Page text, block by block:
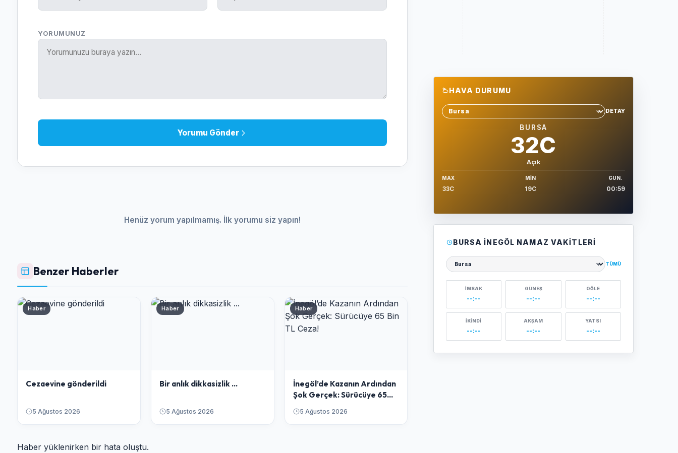
YORUMUNUZ
Yorumu Gönder
Henüz yorum yapılmamış. İlk yorumu siz yapın!
Benzer Haberler
Haber
Cezaevine gönderildi
5 Ağustos 2026
Haber
Bir anlık dikkasizlik ...
5 Ağustos 2026
Haber
​İnegöl’de Kazanın Ardından
Şok Gerçek: Sürücüye 65
Bin TL Ceza!
5 Ağustos 2026
Haber yüklenirken bir hata oluştu.
HAVA DURUMU
Sehir sec
DETAY
BURSA
32C
Açık
MAX
33C
MIN
19C
GUN.
00:59
BURSA İNEGÖL NAMAZ VAKITLERI
Şehir seçin
TÜMÜ
İMSAK
--:--
GÜNEŞ
--:--
ÖĞLE
--:--
İKINDI
--:--
AKŞAM
--:--
YATSI
--:--